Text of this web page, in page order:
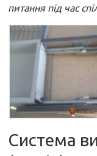
питання під час
Система